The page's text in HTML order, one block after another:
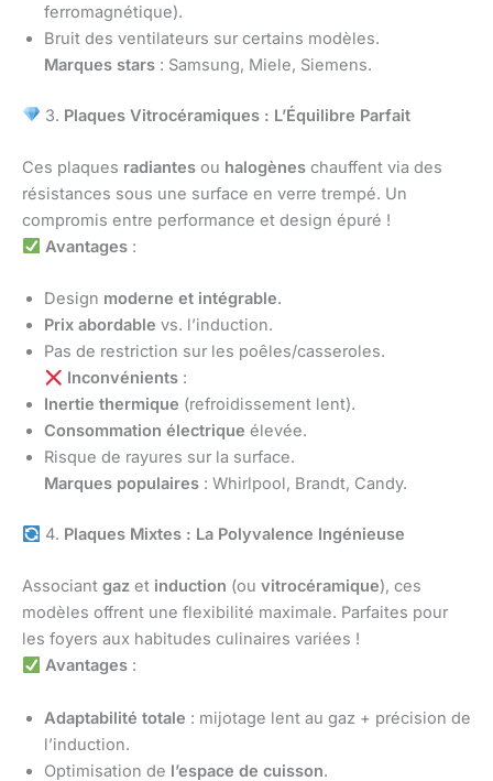
ferromagnétique).
Bruit des ventilateurs sur certains modèles.
Marques stars : Samsung, Miele, Siemens.
3. Plaques Vitrocéramiques : L’Équilibre Parfait
Ces plaques radiantes ou halogènes chauffent via des
résistances sous une surface en verre trempé. Un
compromis entre performance et design épuré !
Avantages:
Design moderne et intégrable.
Prix abordable vs. l’induction.
Pas de restriction sur les poêles/casseroles.
Inconvénients:
Inertie thermique (refroidissement lent).
Consommation électrique élevée.
Risque de rayures sur la surface.
Marques populaires : Whirlpool, Brandt, Candy.
4. Plaques Mixtes : La Polyvalence Ingénieuse
Associant gaz et induction (ou vitrocéramique), ces
modèles offrent une flexibilité maximale. Parfaites pour
les foyers aux habitudes culinaires variées !
Avantages:
Adaptabilité totale : mijotage lent au gaz + précision de
l’induction.
Optimisation de l’espace de cuisson.